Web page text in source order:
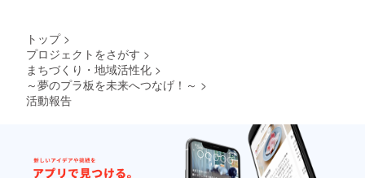
トップ >
プロジェクトをさがす >
まちづくり・地域活性化 >
～夢のプラ板を未来へつなげ！～ >
活動報告